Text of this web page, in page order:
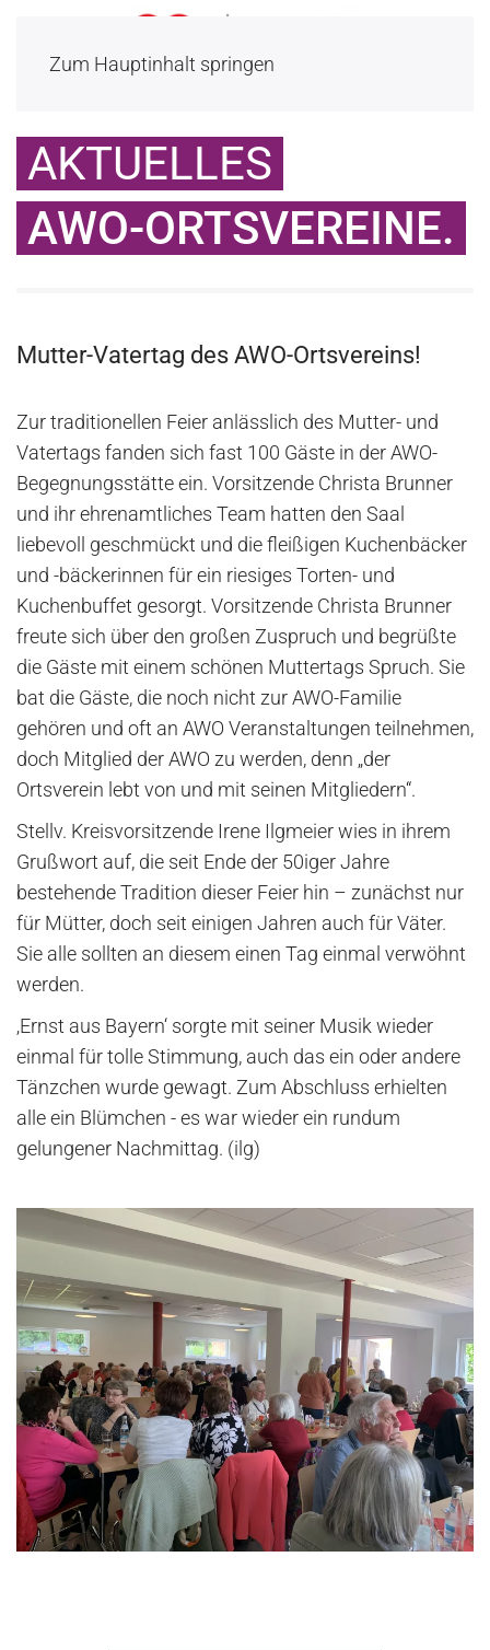
Zum Hauptinhalt springen
AKTUELLES
AWO-ORTSVEREINE.
Mutter-Vatertag des AWO-Ortsvereins!
Zur traditionellen Feier anlässlich des Mutter- und
Vatertags fanden sich fast 100 Gäste in der AWO-
Begegnungsstätte ein. Vorsitzende Christa Brunner
und ihr ehrenamtliches Team hatten den Saal
liebevoll geschmückt und die fleißigen Kuchenbäcker
und -bäckerinnen für ein riesiges Torten- und
Kuchenbuffet gesorgt. Vorsitzende Christa Brunner
freute sich über den großen Zuspruch und begrüßte
die Gäste mit einem schönen Muttertags Spruch. Sie
bat die Gäste, die noch nicht zur AWO-Familie
gehören und oft an AWO Veranstaltungen teilnehmen,
doch Mitglied der AWO zu werden, denn „der
Ortsverein lebt von und mit seinen Mitgliedern“.
Stellv. Kreisvorsitzende Irene Ilgmeier wies in ihrem
Grußwort auf, die seit Ende der 50iger Jahre
bestehende Tradition dieser Feier hin – zunächst nur
für Mütter, doch seit einigen Jahren auch für Väter.
Sie alle sollten an diesem einen Tag einmal verwöhnt
werden.
‚Ernst aus Bayern‘ sorgte mit seiner Musik wieder
einmal für tolle Stimmung, auch das ein oder andere
Tänzchen wurde gewagt. Zum Abschluss erhielten
alle ein Blümchen - es war wieder ein rundum
gelungener Nachmittag. (ilg)